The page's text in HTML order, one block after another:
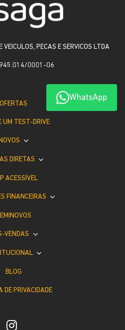
WhatsApp
VEICULOS, PECAS E SERVICOS LTDA
0001-06
OFERTAS
UM TEST-DRIVE
DIRETAS
ACESSÍVEL
FINANCEIRAS
VENDAS
BLOG
DE PRIVACIDADE